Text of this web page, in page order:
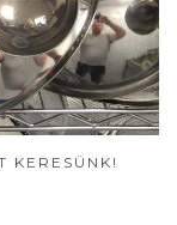
KERESÜNK!